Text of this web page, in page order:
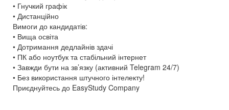
• Гнучкий графік
• Дистанційно
Вимоги до кандидатів:
• Вища освіта
• Дотримання дедлайнів здачі
• ПК або ноутбук та стабільний інтернет
• Завжди бути на зв’язку (активний Telegram 24/7)
• Без використання штучного інтелекту!
Приєднуйтесь до EasyStudy Company